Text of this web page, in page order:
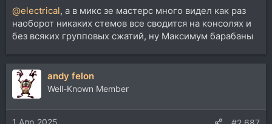
@electrical, а в микс зе мастерс много видел как раз
наоборот никаких стемов все сводится на консолях и
без всяких групповых сжатий, ну Максимум барабаны
andy felon
Well-Known Member
1 Апр 2025